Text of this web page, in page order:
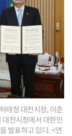
태정 대전시장, 이춘
전시청에서 대한민
발표하고 있다. <연